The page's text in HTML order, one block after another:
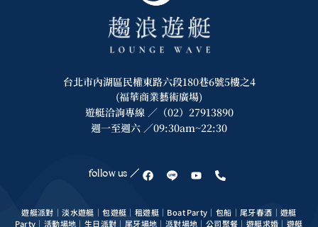
台北市內湖區民權東路六段180巷6號5樓之4
(福華商業藝術廣場)
遊艇洽詢專線 ／（02）27913890
週一至週六 ／09:30am~22:30
follow us ／
遊艇派對｜淡水遊艇｜包遊艇｜租遊艇｜Boat Party｜包船｜尾牙春酒｜遊艇
Party｜活動場地｜生日派對｜尾牙場地｜派對場地｜公司聚餐｜遊艇求婚｜遊艇